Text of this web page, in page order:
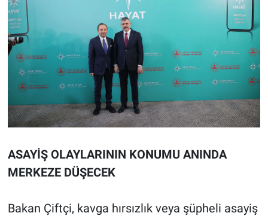
ASAYİŞ OLAYLARININ KONUMU ANINDA
MERKEZE DÜŞECEK
Bakan Çiftçi, kavga hırsızlık veya şüpheli asayiş